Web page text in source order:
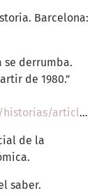
Barcelona:
se derrumba.
de 1980.”
view/15194
de la
saber.